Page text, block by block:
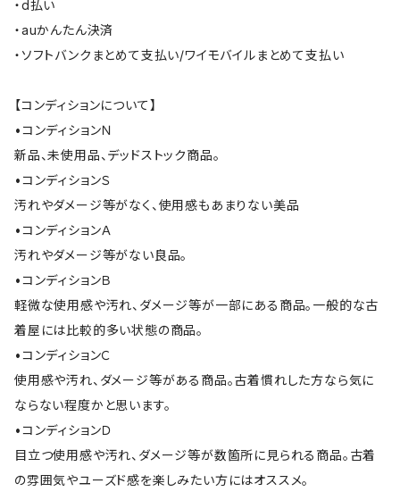
・d払い
・auかんたん決済
・ソフトバンクまとめて支払い/ワイモバイルまとめて支払い
【コンディションについて】
•コンディションＮ
新品、未使用品、デッドストック商品。
•コンディションＳ
汚れやダメージ等がなく、使用感もあまりない美品
•コンディションＡ
汚れやダメージ等がない良品。
•コンディションＢ
軽微な使用感や汚れ、ダメージ等が一部にある商品。一般的な古
着屋には比較的多い状態の商品。
•コンディションＣ
使用感や汚れ、ダメージ等がある商品。古着慣れした方なら気に
ならない程度かと思います。
•コンディションＤ
目立つ使用感や汚れ、ダメージ等が数箇所に見られる商品。古着
の雰囲気やユーズド感を楽しみたい方にはオススメ。